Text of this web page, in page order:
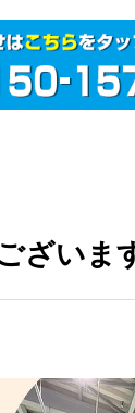
ざいま